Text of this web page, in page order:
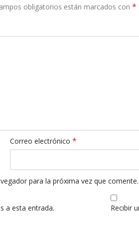
obligatorios están marcados con *
Correo electrónico *
para la próxima vez que comente.
a esta entrada. Recibir